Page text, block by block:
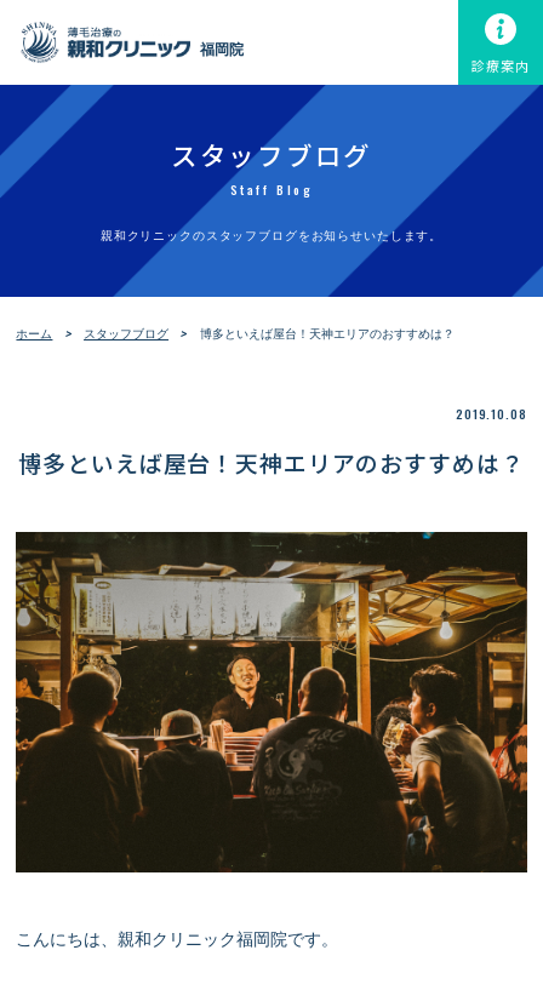
福岡院
診療案内
スタッフブログ
Staff Blog
親和クリニックのスタッフブログをお知らせいたします。
ホーム スタッフブログ 博多といえば屋台！天神エリアのおすすめは？
2019.10.08
博多といえば屋台！天神エリアのおすすめは？
こんにちは、親和クリニック福岡院です。